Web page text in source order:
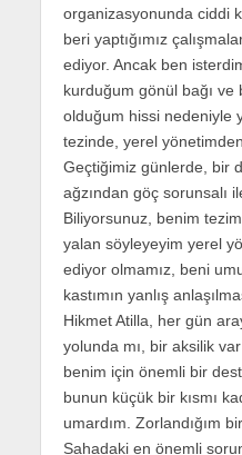
organizasyonunda ciddi
beri yaptığımız
ediyor. Ancak ben
kurduğum gönül bağı
olduğum hissi nedeniyle
tezinde, yerel
Geçtiğimiz günlerde, bir
ağzından göç sorunsalı
Biliyorsunuz, benim
yalan söyleyeyim yerel
ediyor olmamız, beni
kastımın yanlış
Hikmet Atilla, her gün
yolunda mı, bir aksilik
benim için önemli bir
bunun küçük bir kısmı
umardım. Zorlandığım
Sahadaki en önemli